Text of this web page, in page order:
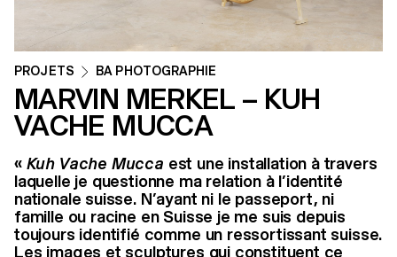
PROJETS BA PHOTOGRAPHIE
MARVIN MERKEL – KUH
VACHE MUCCA
« Kuh Vache Mucca est une installation à travers
laquelle je questionne ma relation à l’identité
nationale suisse. N’ayant ni le passeport, ni
famille ou racine en Suisse je me suis depuis
toujours identifié comme un ressortissant suisse.
Les images et sculptures qui constituent ce